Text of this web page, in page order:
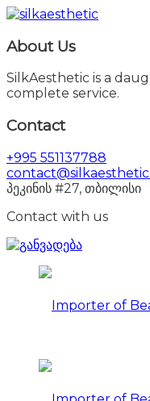
About Us
SilkAesthetic is a
complete service.
Contact
+995 551137788
პეკინის #27, თბილისი
Contact with us